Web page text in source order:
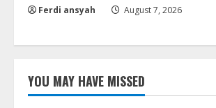
Ferdi ansyah August 7, 2026
YOU MAY HAVE MISSED